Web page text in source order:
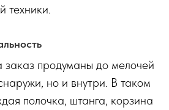
техники.
продуманы до мелочей
но и внутри. В таком
полочка, штанга, корзина